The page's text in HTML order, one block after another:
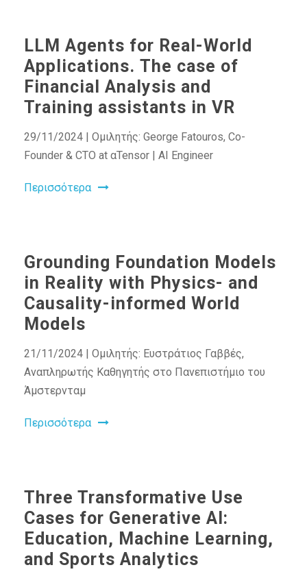
LLM Agents for Real-World
Applications. The case of
Financial Analysis and
Training assistants in VR
29/11/2024 | Ομιλητής: George Fatouros, Co-
Founder & CTO at αTensor | AI Engineer
Περισσότερα
Grounding Foundation Models
in Reality with Physics- and
Causality-informed World
Models
21/11/2024 | Ομιλητής: Ευστράτιος Γαββές,
Αναπληρωτής Καθηγητής στο Πανεπιστήμιο του
Άμστερνταμ
Περισσότερα
Three Transformative Use
Cases for Generative AI:
Education, Machine Learning,
and Sports Analytics